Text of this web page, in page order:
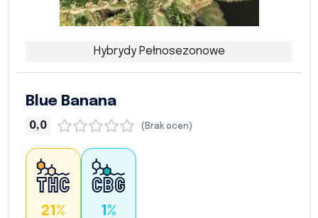
Hybrydy Pełnosezonowe
Blue Banana
0,0 (Brak ocen)
21% 1%